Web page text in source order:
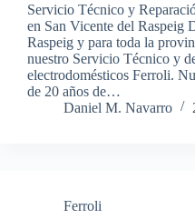
Servicio Técnico y
en San Vicente del Raspeig
Raspeig y para toda la
nuestro Servicio Técnico y
electrodomésticos Ferroli.
de 20 años de…
Daniel M. Navarro
Ferroli